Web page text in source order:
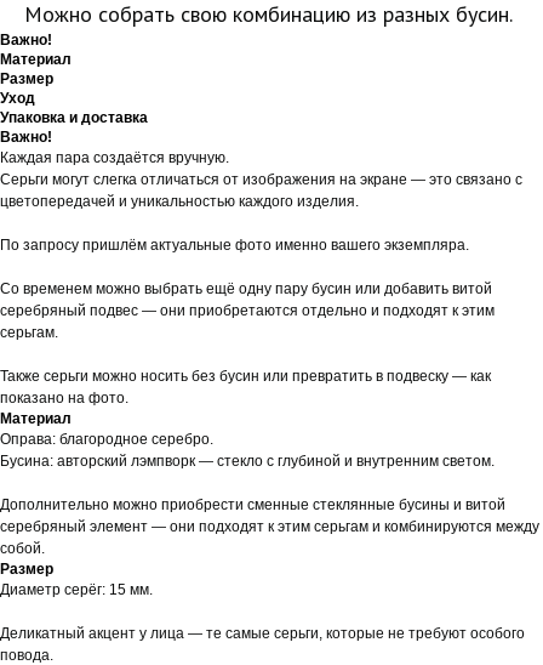
Можно собрать свою комбинацию из разных бусин.
Важно!
Материал
Размер
Уход
Упаковка и доставка
Важно!
Каждая пара создаётся вручную.
Серьги могут слегка отличаться от изображения на экране — это связано с
цветопередачей и уникальностью каждого изделия.
По запросу пришлём актуальные фото именно вашего экземпляра.
Со временем можно выбрать ещё одну пару бусин или добавить витой
серебряный подвес — они приобретаются отдельно и подходят к этим
серьгам.
Также серьги можно носить без бусин или превратить в подвеску — как
показано на фото.
Материал
Оправа: благородное серебро.
Бусина: авторский лэмпворк — стекло с глубиной и внутренним светом.
Дополнительно можно приобрести сменные стеклянные бусины и витой
серебряный элемент — они подходят к этим серьгам и комбинируются между
собой.
Размер
Диаметр серёг: 15 мм.
Деликатный акцент у лица — те самые серьги, которые не требуют особого
повода.